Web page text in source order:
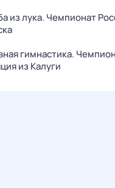
из лука. Чемпионат
гимнастика.
из Калуги